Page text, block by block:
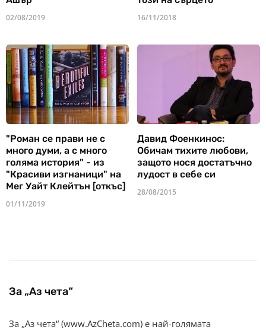
02/08/2019 16/11/2018
"Роман се прави не с
много думи, а с много
голяма история" - из
"Красиви изгнаници" на
Мег Уайт Клейтън [откъс]
01/11/2019
Давид Фоенкинос:
Обичам тихите любови,
защото нося достатъчно
лудост в себе си
28/08/2015
За „Аз чета“
За „Аз чета“ (www.AzCheta.com) е най-голямата